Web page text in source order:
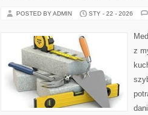
POSTED BY ADMIN STY - 22 - 2026
z